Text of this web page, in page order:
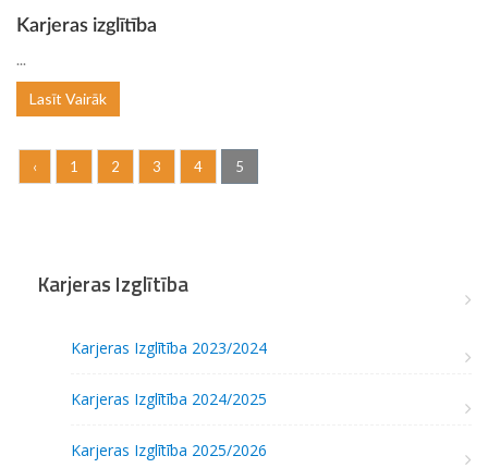
Karjeras izglītība
...
Lasīt Vairāk
‹ 1 2 3 4 5
Karjeras Izglītība
Karjeras Izglītība 2023/2024
Karjeras Izglītība 2024/2025
Karjeras Izglītība 2025/2026